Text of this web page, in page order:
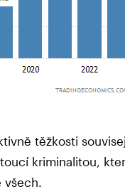
těžkosti
kriminalitou,
všech.